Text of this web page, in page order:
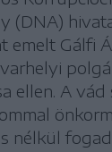
(DNA)
emelt Gálfi
ellen. A vád
nélkül